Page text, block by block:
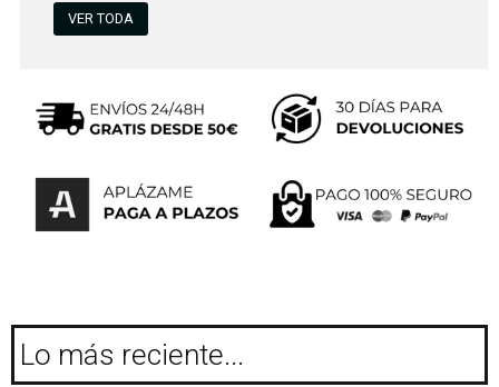
VER TODA
Lo más reciente...